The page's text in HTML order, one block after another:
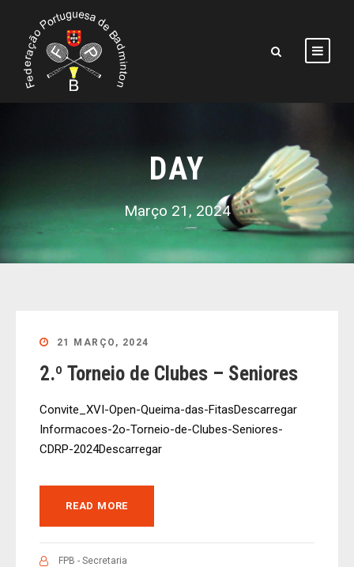
DAY
Março 21, 2024
21 MARÇO, 2024
2.º Torneio de Clubes – Seniores
Convite_XVI-Open-Queima-das-FitasDescarregar
Informacoes-2o-Torneio-de-Clubes-Seniores-
CDRP-2024Descarregar
READ MORE
FPB - Secretaria